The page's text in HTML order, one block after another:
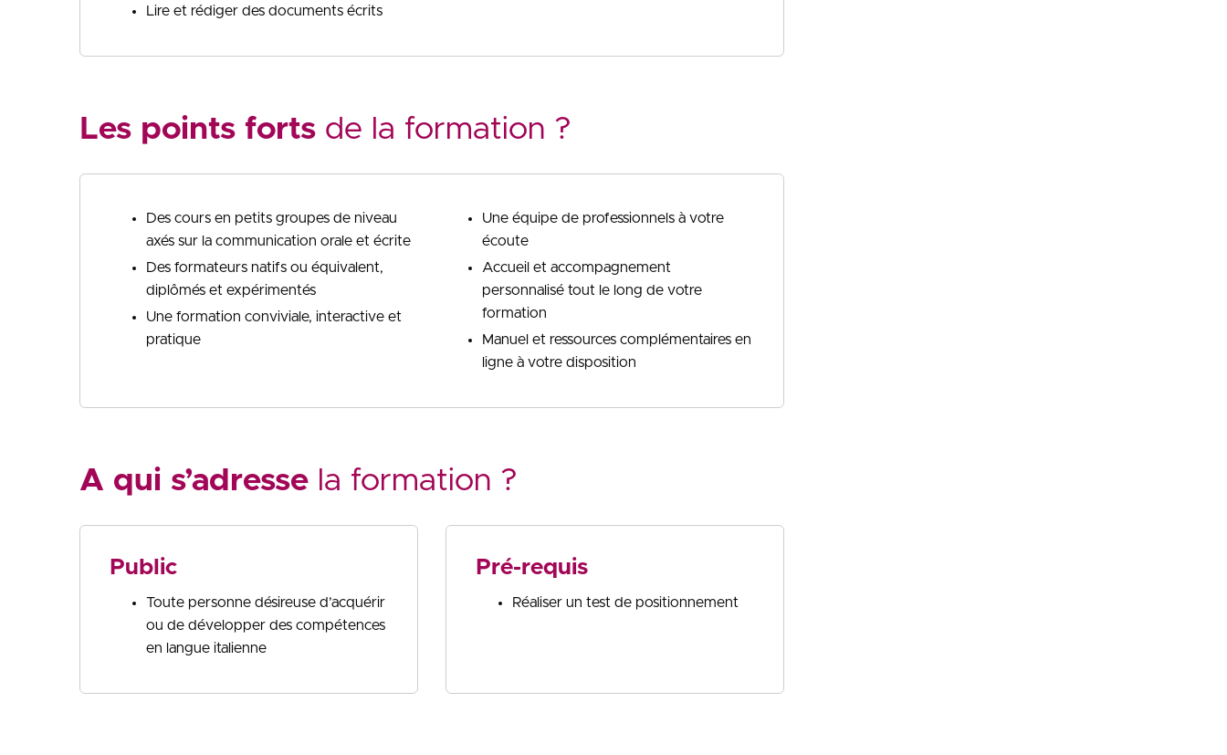
Lire et rédiger des documents écrits
Les points forts de la formation ?
Des cours en petits groupes de niveau
axés sur la communication orale et écrite
Des formateurs natifs ou équivalent,
diplômés et expérimentés
Une formation conviviale, interactive et
pratique
Une équipe de professionnels à votre
écoute
Accueil et accompagnement
personnalisé tout le long de votre
formation
Manuel et ressources complémentaires en
ligne à votre disposition
A qui s’adresse la formation ?
Public
Toute personne désireuse d’acquérir
ou de développer des compétences
en langue italienne
Pré-requis
Réaliser un test de positionnement